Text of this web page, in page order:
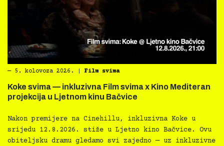
― 5. kolovoza 2026. Film svima
Koke svima — inkluzivna Film svima x Kino Mediteran
projekcija u Ljetnom kinu Bačvice
Nakon premijere na Cinehillu, inkluzivna Koke u
srijedu 12.8.2026. stiže u Ljetno kino Bačvice. Ovu
obiteljsku dramu gledamo svi zajedno — uz inkluzivne